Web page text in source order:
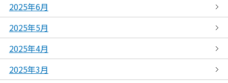
2025年6月
2025年5月
2025年4月
2025年3月